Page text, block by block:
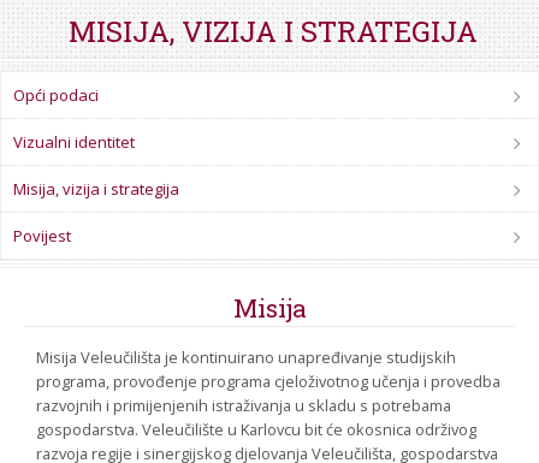
MISIJA, VIZIJA I STRATEGIJA
Opći podaci
Vizualni identitet
Misija, vizija i strategija
Povijest
Misija
Misija Veleučilišta je kontinuirano unapređivanje studijskih
programa, provođenje programa cjeloživotnog učenja i provedba
razvojnih i primijenjenih istraživanja u skladu s potrebama
gospodarstva. Veleučilište u Karlovcu bit će okosnica održivog
razvoja regije i sinergijskog djelovanja Veleučilišta, gospodarstva